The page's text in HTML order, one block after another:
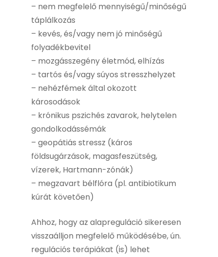
– nem megfelelő mennyiségű/minőségű
táplálkozás
– kevés, és/vagy nem jó minőségű
folyadékbevitel
– mozgásszegény életmód, elhízás
– tartós és/vagy súyos stresszhelyzet
– nehézfémek által okozott
károsodások
– krónikus pszichés zavarok, helytelen
gondolkodássémák
– geopátiás stressz (káros
földsugárzások, magasfeszütség,
vízerek, Hartmann-zónák)
– megzavart bélflóra (pl. antibiotikum
kúrát követően)
Ahhoz, hogy az alapreguláció sikeresen
visszaálljon megfelelő működésébe, ún.
regulációs terápiákat (is) lehet